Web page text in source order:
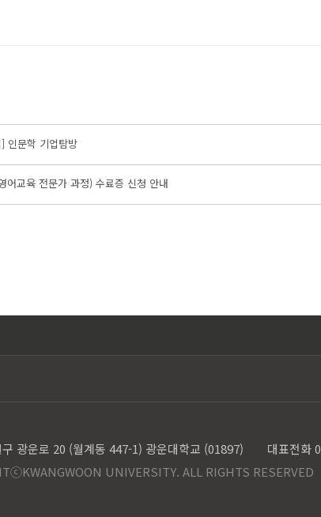
인문학 기업탐방
어교육 전문가 과정) 수료증 신청 안내
광운로 20 (월계동 447-1) 광운대학교 (01897)
대표전화
UNIVERSITY. ALL RIGHTS RESERVED